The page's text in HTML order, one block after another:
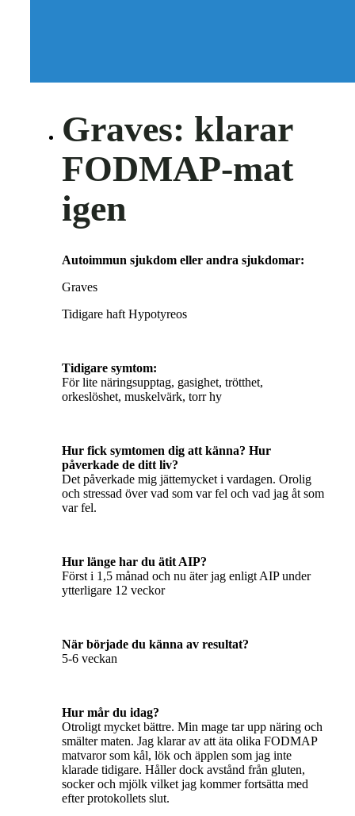
Graves: klarar
FODMAP-mat
igen
Autoimmun sjukdom eller andra sjukdomar:
Graves
Tidigare haft Hypotyreos
Tidigare symtom:
För lite näringsupptag, gasighet, trötthet,
orkeslöshet, muskelvärk, torr hy
Hur fick symtomen dig att känna? Hur
påverkade de ditt liv?
Det påverkade mig jättemycket i vardagen. Orolig
och stressad över vad som var fel och vad jag åt som
var fel.
Hur länge har du ätit AIP?
Först i 1,5 månad och nu äter jag enligt AIP under
ytterligare 12 veckor
När började du känna av resultat?
5-6 veckan
Hur mår du idag?
Otroligt mycket bättre. Min mage tar upp näring och
smälter maten. Jag klarar av att äta olika FODMAP
matvaror som kål, lök och äpplen som jag inte
klarade tidigare. Håller dock avstånd från gluten,
socker och mjölk vilket jag kommer fortsätta med
efter protokollets slut.